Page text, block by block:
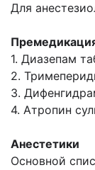
Для
1. Диазепам
2.
3.
4. Атропин
Анестетики
Основной